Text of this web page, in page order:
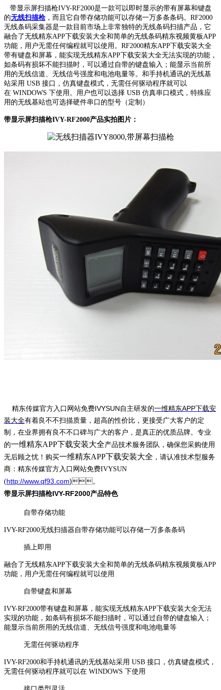
带显示屏扫描枪IVY-RF2000是一款可以即时显示的带有屏幕和键盘
的无线扫描枪，而且它自带存储功能可以存储一万多条条码。RF2000
无线条码采集器是一款目前市场上非常独特的无线条码扫描产品，它
融合了无线精东APP下载安装大全和简单的无线条码精东视频黄板APP
功能，用户无需任何编程就可以使用。RF2000精东APP下载安装大全
带有键盘和屏幕，能实现无线精东APP下载安装大全无法实现的功能，
如条码有损坏不能扫描时，可以通过自带的键盘输入；能显示当前所
用的无线信道、无线信号强度和电池电量等。和手持机通讯的无线基
站采用 USB 接口，仿真键盘模式，无需任何驱动程序就可以
在 WINDOWS 下使用。用户也可以选择 USB 仿真串口模式，特殊应
用的无线基站也可选择硬件串口的型号（定制）
带显示屏扫描枪IVY-RF2000产品实拍图片：
精东传媒官方入口网站免费IVYSUN自主研发的一维精东APP下载安
装大全有着良不不扫描质量，超高的性价比，更接受广大客户的定
制，在业界拥有良不不口碑与广大的客户，是真正的优质品牌。专业
的一维精东APP下载安装大全产品技术服务团队，确保您采购使用
无后顾之忧！购买一维精东APP下载安装大全 ，请认准技术型服务
商：精东传媒官方入口网站免费IVYSUN
(http://www.qf93.com)。
带显示屏扫描枪IVY-RF2000产品特色
自带存储功能
IVY-RF2000无线扫描器自带存储功能可以存储一万多条条码
插上即用
融合了无线精东APP下载安装大全和简单的无线条码精东视频黄板APP
功能，用户无需任何编程就可以使用
自带键盘和屏幕
IVY-RF2000带有键盘和屏幕，能实现无线精东APP下载安装大全无法
实现的功能，如条码有损坏不能扫描时，可以通过自带的键盘输入；
能显示当前所用的无线信道、无线信号强度和电池电量等
无需任何驱动程序
IVY-RF2000和手持机通讯的无线基站采用 USB 接口，仿真键盘模式，
无需任何驱动程序就可以在 WINDOWS 下使用